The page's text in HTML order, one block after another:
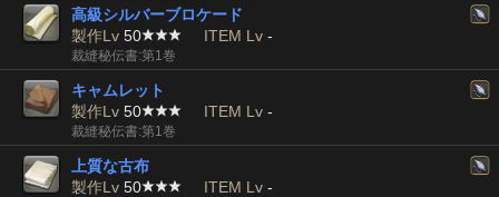
高級シルバーブロケード
製作Lv 50 ITEM Lv -
裁縫秘伝書:第1巻
キャムレット
製作Lv 50 ITEM Lv -
裁縫秘伝書:第1巻
上質な古布
製作Lv 50 ITEM Lv -